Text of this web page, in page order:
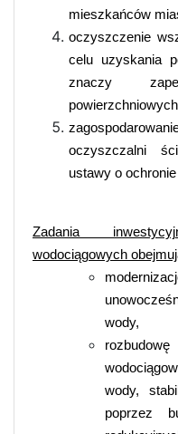
mieszkańców
oczyszczenie
celu uzyskania
znaczy
oczyszczalni
ustawy o
Zadania
wodociągowych
wody,
wody,
poprzez